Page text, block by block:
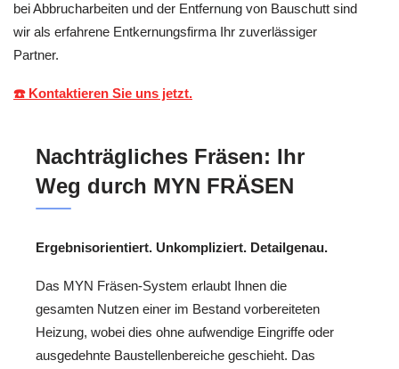
bei Abbrucharbeiten und der Entfernung von Bauschutt sind
wir als erfahrene Entkernungsfirma Ihr zuverlässiger
Partner.
☎️ Kontaktieren Sie uns jetzt.
Nachträgliches Fräsen: Ihr
Weg durch MYN FRÄSEN
Ergebnisorientiert. Unkompliziert. Detailgenau.
Das MYN Fräsen-System erlaubt Ihnen die
gesamten Nutzen einer im Bestand vorbereiteten
Heizung, wobei dies ohne aufwendige Eingriffe oder
ausgedehnte Baustellenbereiche geschieht. Das